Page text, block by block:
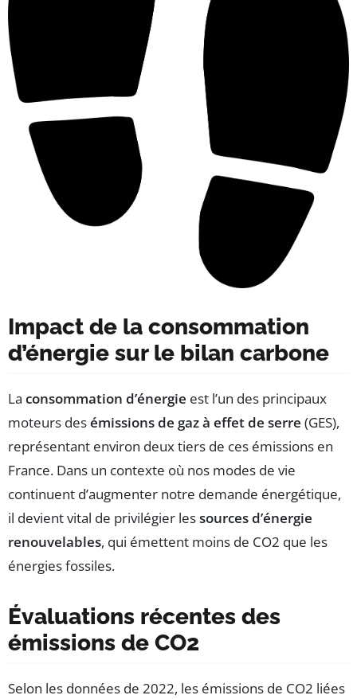
Impact de la consommation
d’énergie sur le bilan carbone
La consommation d’énergie est l’un des principaux
moteurs desémissions de gaz à effet de serre (GES),
représentant environ deux tiers de ces émissions en
France. Dans un contexte où nos modes de vie
continuent d’augmenter notre demande énergétique,
il devient vital de privilégier lessources d’énergie
renouvelables, qui émettent moins de CO2 que les
énergies fossiles.
Évaluations récentes des
émissions de CO2
Selon les données de 2022, les émissions de CO2 liées